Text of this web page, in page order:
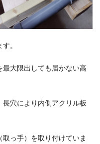
。
大限出しても届かない高
穴により内側アクリル板
っ手）を取り付けていま